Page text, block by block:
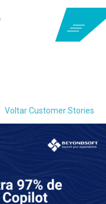
Voltar Customer Stories